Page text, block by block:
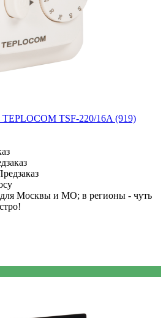
TEPLOCOM TSF-220/16A (919)
Москвы и МО; в регионы - чуть